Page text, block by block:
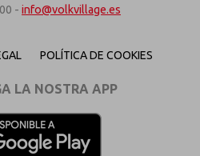
- info@volkvillage.es
POLÍTICA DE COOKIES
LA NOSTRA APP